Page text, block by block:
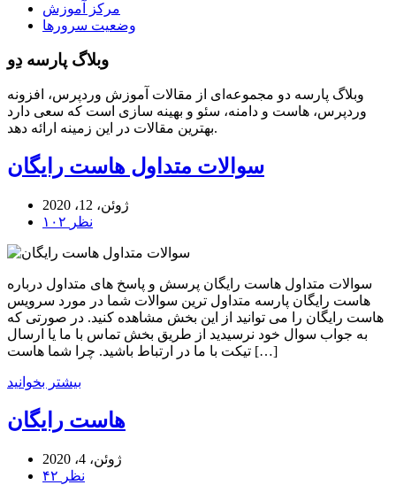
مرکز آموزش
وضعیت سرورها
وبلاگ پارسه دِو
وبلاگ پارسه دو مجموعه‌ای از مقالات آموزش وردپرس، افزونه
وردپرس، هاست و دامنه، سئو و بهینه سازی است که سعی دارد
بهترین مقالات در این زمینه ارائه دهد.
سوالات متداول هاست رایگان
ژوئن، 12، 2020
۱۰۲ نظر
سوالات متداول هاست رایگان پرسش و پاسخ های متداول درباره
هاست رایگان پارسه متداول ترین سوالات شما در مورد سرویس
هاست رایگان را می توانید از این بخش مشاهده کنید. در صورتی که
به جواب سوال خود نرسیدید از طریق بخش تماس با ما یا ارسال
تیکت با ما در ارتباط باشید. چرا شما هاست […]
بیشتر بخوانید
هاست رایگان
ژوئن، 4، 2020
۴۲ نظر